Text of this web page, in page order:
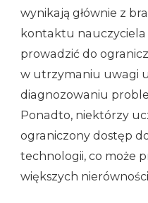
wynikają głównie z
kontaktu nauczyciela
prowadzić do
w utrzymaniu uwagi
diagnozowaniu
Ponadto, niektórzy
ograniczony dostęp
technologii, co może
większych